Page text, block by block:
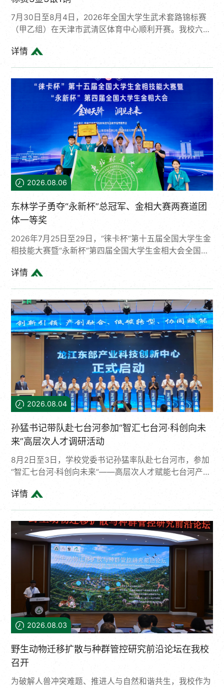
7月30日至8月4日，2026年全国大学生武术套路锦标赛
（甲乙组）在天津市武清区体育中心顺利开赛。我校六名
银牌、1项铜牌，获得两项第四名、两项第七名、两项第
八名，取得了优异成绩，圆满完成本次赛事征程。本次赛
事汇聚全国282所高校、1437名运动员同台竞技，是中国
学生体育联合会推进体教融合、传承中华优秀传统武术文
化的重点品牌赛事。东北林业大学武术队为学校A类运动
队，始终坚持科学训练、持之以恒、刻苦精进。本次参赛
队员在曹立勇老师的带...
详情
2026.08.06
东林学子勇夺“永新杯”总冠军、金相大赛两赛道团
体一等奖
2026年7月25日至29日，“徕卡杯”第十五届全国大学生金
相技能大赛暨“永新杯”第四届全国大学生金相大会全国总
着应战、奋勇拼搏，获得个人赛国家一等奖2项、二等奖4
项、三等奖2项，两大赛道双双斩获团体一等奖，并在综
合分析赛道团体擂台争霸赛中斩获最高荣誉“永新杯”总冠
军，创下我校参赛历史最佳战绩。全国大学生金相技能大
赛位列全国普通高校学科竞赛排行榜，是国内材料类专业
规格最高、影响力最大的国家级竞赛。来自全国673所高
详情
2026.08.04
孙猛书记带队赴七台河参加“智汇七台河·科创向未
来”高层次人才调研活动
8月2日至3日，学校党委书记孙猛率队赴七台河市，参加
“智汇七台河·科创向未来”——高层次人才赋能七台河产业
院、生命学院、化资学院、食品与健康学院等职能部门和
相关学院负责人、专家代表一同参加调研。本次活动由七
台河市委、市政府主办，旨在深入贯彻落实习近平总书记
关于科技创新的重要论述，全面落实省委关于“创新龙江”
建设的部署要求，推动高校科技成果“进企业、进园区、
进县域”，促进校地企深度融合。活动期间，学校专家团
队实地调研了七台河市江河...
详情
2026.08.03
野生动物迁移扩散与种群管控研究前沿论坛在我校
召开
为破解人兽冲突难题、推进人与自然和谐共生，我校作为